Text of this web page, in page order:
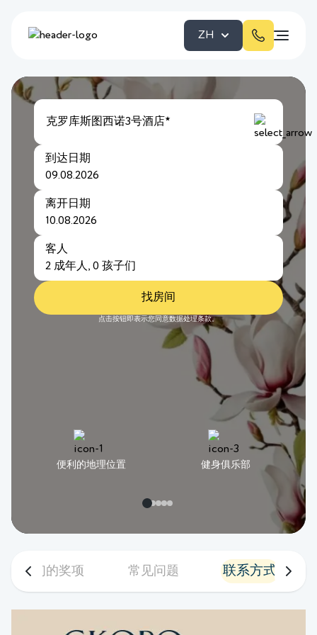
ZH
克罗库斯图西诺3号酒店 ★
到达日期
离开日期
客人
找房间
点击按钮即表示您同意数据处理条款。
便利的地理位置 健身俱乐部
我们的奖项 常见问题 联系方式